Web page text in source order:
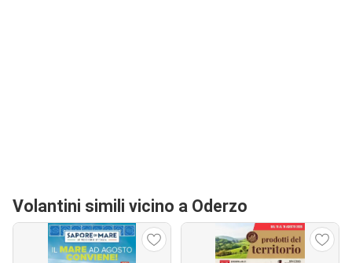
Volantini simili vicino a Oderzo